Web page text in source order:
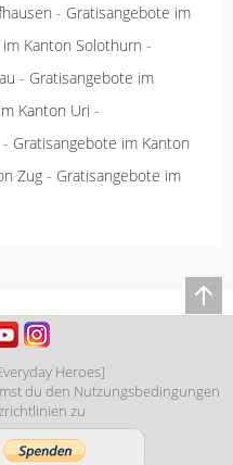
- Gratisangebote im
Kanton Solothurn -
- Gratisangebote im
Kanton Uri -
- Gratisangebote im Kanton
Zug - Gratisangebote im
Heroes]
du den Nutzungsbedingungen
zu